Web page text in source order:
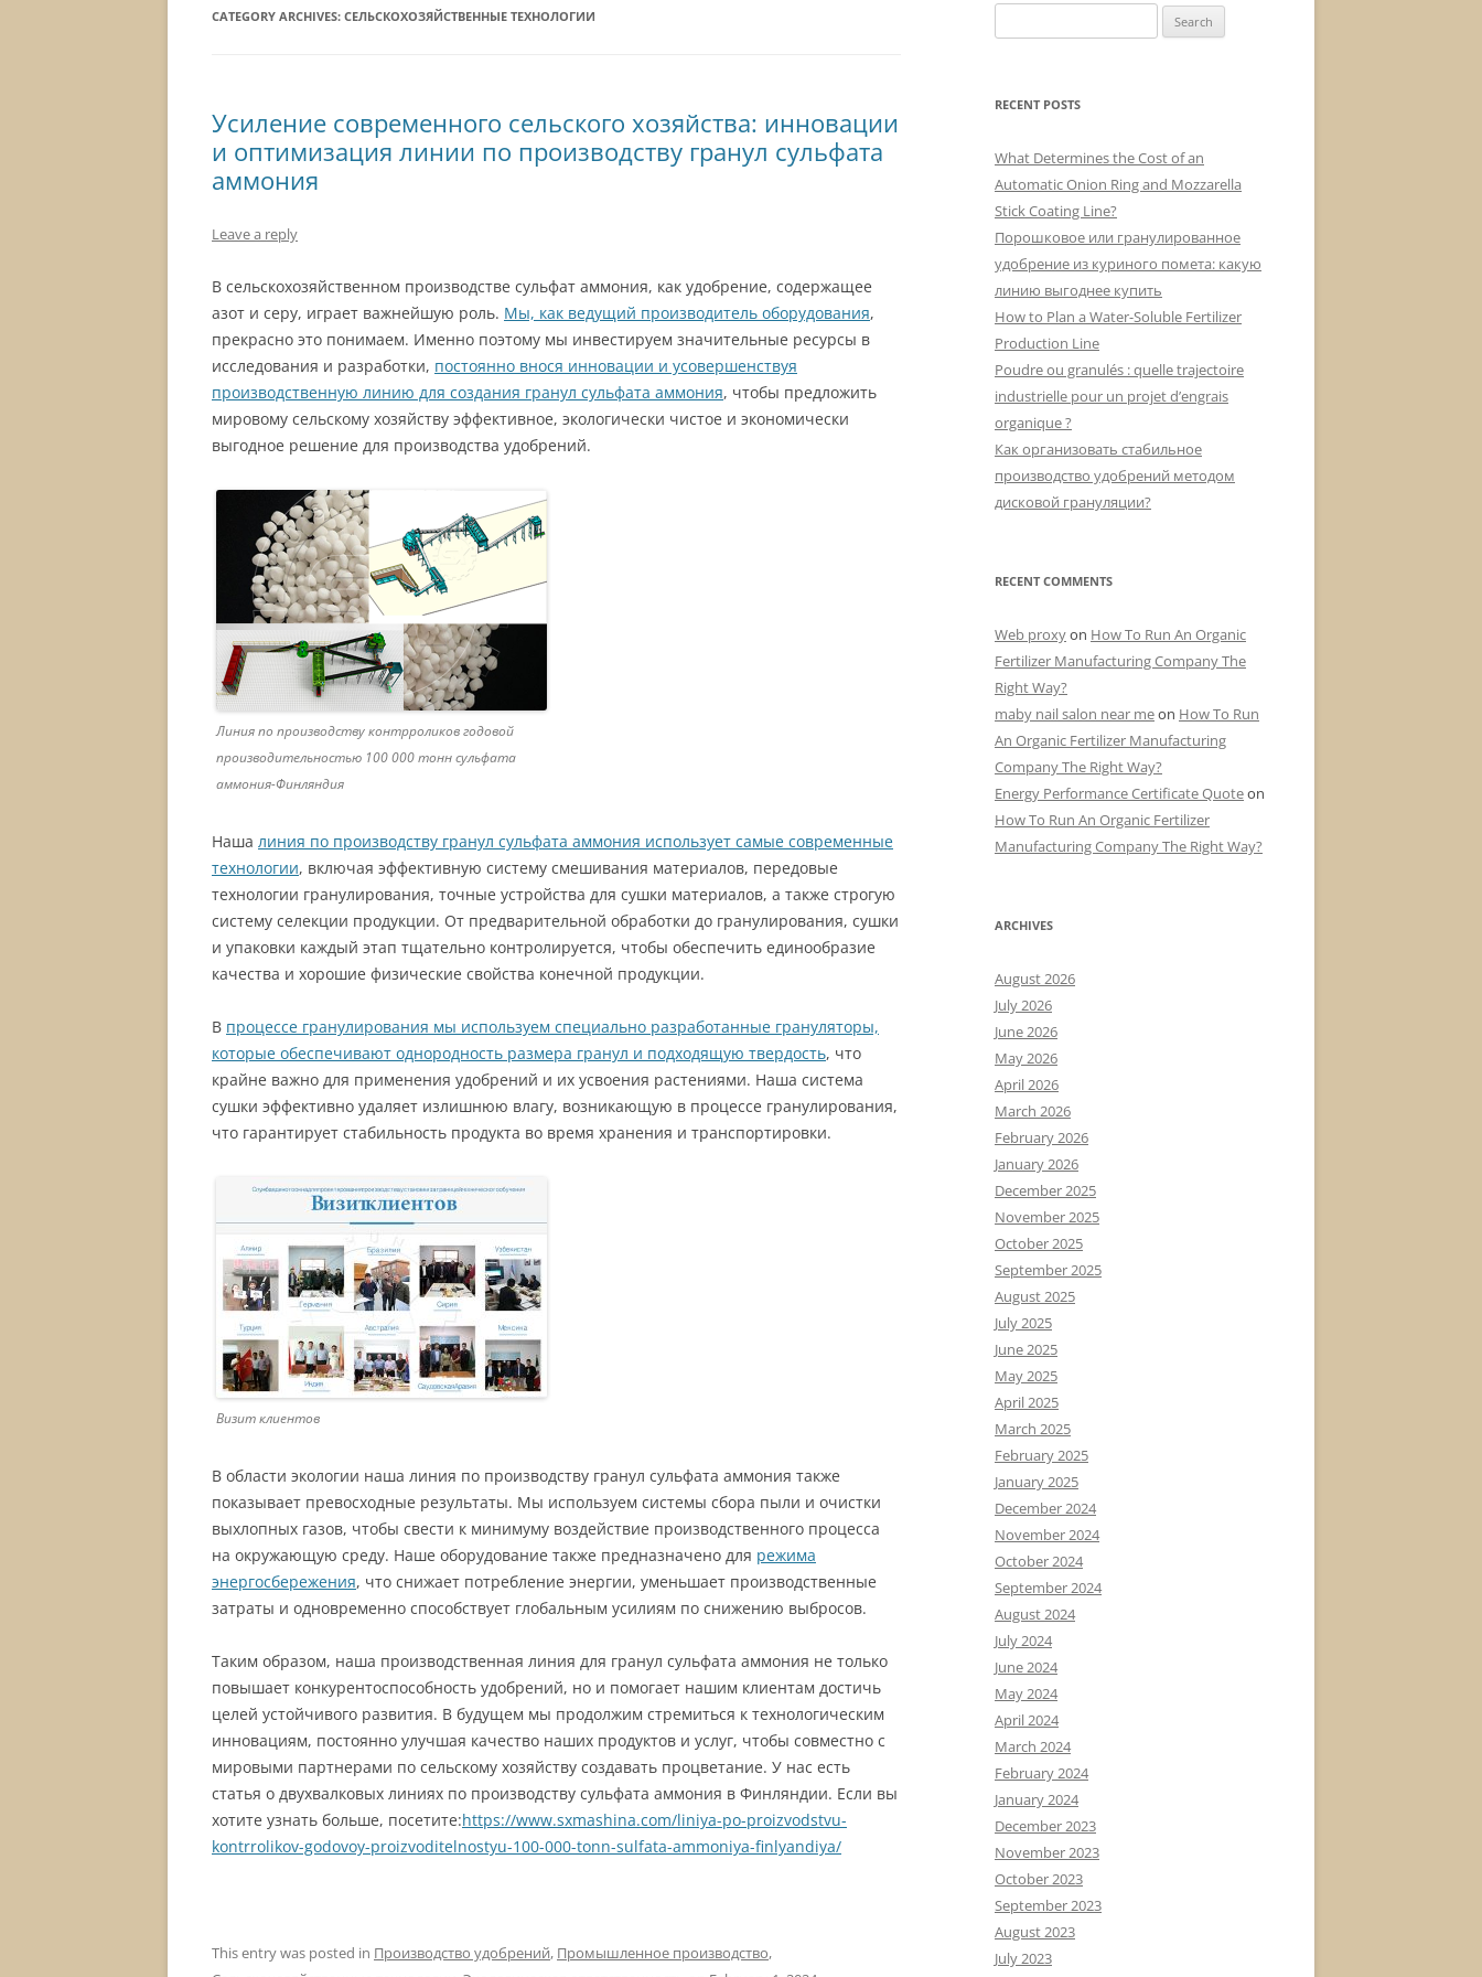
CATEGORY ARCHIVES: СЕЛЬСКОХОЗЯЙСТВЕННЫЕ ТЕХНОЛОГИИ
Усиление современного сельского хозяйства: инновации
и оптимизация линии по производству гранул сульфата
аммония
Leave a reply
В сельскохозяйственном производстве сульфат аммония, как удобрение, содержащее
азот и серу, играет важнейшую роль. Мы, как ведущий производитель оборудования,
прекрасно это понимаем. Именно поэтому мы инвестируем значительные ресурсы в
исследования и разработки, постоянно внося инновации и усовершенствуя
производственную линию для создания гранул сульфата аммония, чтобы предложить
мировому сельскому хозяйству эффективное, экологически чистое и экономически
выгодное решение для производства удобрений.
Линия по производству контрроликов годовой
производительностью 100 000 тонн сульфата
аммония-Финляндия
Наша линия по производству гранул сульфата аммония использует самые современные
технологии, включая эффективную систему смешивания материалов, передовые
технологии гранулирования, точные устройства для сушки материалов, а также строгую
систему селекции продукции. От предварительной обработки до гранулирования, сушки
и упаковки каждый этап тщательно контролируется, чтобы обеспечить единообразие
качества и хорошие физические свойства конечной продукции.
В процессе гранулирования мы используем специально разработанные грануляторы,
которые обеспечивают однородность размера гранул и подходящую твердость, что
крайне важно для применения удобрений и их усвоения растениями. Наша система
сушки эффективно удаляет излишнюю влагу, возникающую в процессе гранулирования,
что гарантирует стабильность продукта во время хранения и транспортировки.
Визит клиентов
В области экологии наша линия по производству гранул сульфата аммония также
показывает превосходные результаты. Мы используем системы сбора пыли и очистки
выхлопных газов, чтобы свести к минимуму воздействие производственного процесса
на окружающую среду. Наше оборудование также предназначено для режима
энергосбережения, что снижает потребление энергии, уменьшает производственные
затраты и одновременно способствует глобальным усилиям по снижению выбросов.
Таким образом, наша производственная линия для гранул сульфата аммония не только
повышает конкурентоспособность удобрений, но и помогает нашим клиентам достичь
целей устойчивого развития. В будущем мы продолжим стремиться к технологическим
инновациям, постоянно улучшая качество наших продуктов и услуг, чтобы совместно с
мировыми партнерами по сельскому хозяйству создавать процветание. У нас есть
статья о двухвалковых линиях по производству сульфата аммония в Финляндии. Если вы
хотите узнать больше, посетите:https://www.sxmashina.com/liniya-po-proizvodstvu-
kontrrolikov-godovoy-proizvoditelnostyu-100-000-tonn-sulfata-ammoniya-finlyandiya/
This entry was posted in Производство удобрений, Промышленное производство,
for:
RECENT POSTS
What Determines the Cost of an
Automatic Onion Ring and Mozzarella
Stick Coating Line?
Порошковое или гранулированное
удобрение из куриного помета: какую
линию выгоднее купить
How to Plan a Water-Soluble Fertilizer
Production Line
Poudre ou granulés : quelle trajectoire
industrielle pour un projet d’engrais
organique ?
Как организовать стабильное
производство удобрений методом
дисковой грануляции?
RECENT COMMENTS
Web proxyon How To Run An Organic
Fertilizer Manufacturing Company The
Right Way?
maby nail salon near meon How To Run
An Organic Fertilizer Manufacturing
Company The Right Way?
Energy Performance Certificate Quoteon
How To Run An Organic Fertilizer
Manufacturing Company The Right Way?
ARCHIVES
August 2026
July 2026
June 2026
May 2026
April 2026
March 2026
February 2026
January 2026
December 2025
November 2025
October 2025
September 2025
August 2025
July 2025
June 2025
May 2025
April 2025
March 2025
February 2025
January 2025
December 2024
November 2024
October 2024
September 2024
August 2024
July 2024
June 2024
May 2024
April 2024
March 2024
February 2024
January 2024
December 2023
November 2023
October 2023
September 2023
August 2023
July 2023